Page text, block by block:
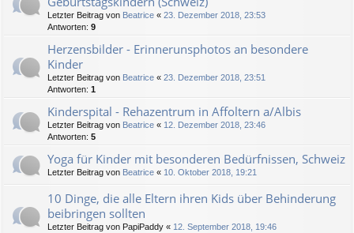
Letzter Beitrag von Beatrice « 23. Dezember 2018, 23:53
Antworten: 9
Herzensbilder - Erinnerunsphotos an besondere
Kinder
Letzter Beitrag von Beatrice « 23. Dezember 2018, 23:51
Antworten: 1
Kinderspital - Rehazentrum in Affoltern a/Albis
Letzter Beitrag von Beatrice « 12. Dezember 2018, 23:46
Antworten: 5
Yoga für Kinder mit besonderen Bedürfnissen, Schweiz
Letzter Beitrag von Beatrice « 10. Oktober 2018, 19:21
10 Dinge, die alle Eltern ihren Kids über Behinderung
beibringen sollten
Letzter Beitrag von PapiPaddy « 12. September 2018, 19:46